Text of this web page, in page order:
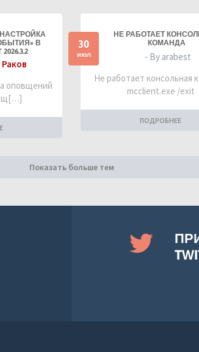
В
2026.3.2
оповщений
30
июл
НЕ РАБОТАЕТ
КОМАНДА
- By arabest
Не работает консольная
mcclient.exe /exit
ПОДРОБНЕЕ
Показать больше тем